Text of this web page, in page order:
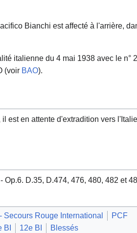
Bianchi est affecté à l'arrière,
italienne du 4 mai 1938 avec le n°
(voir BAO).
est en attente d'extradition vers
Op.6. D.35, D.474, 476, 480, 482 et
Secours Rouge International
PCF
BI 12e BI Blessés